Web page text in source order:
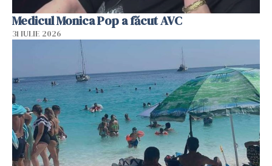
Medicul Monica Pop a făcut AVC
31 IULIE 2026